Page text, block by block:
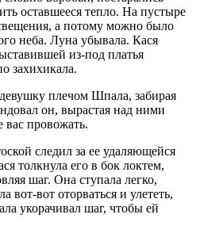
оставшееся тепло. На пустыре
а потому можно было
неба. Луна убывала. Кася
из-под платья
захихикала.
плечом Шпала, забирая
он, вырастая над ними
провожать.
следил за ее удаляющейся
толкнула его в бок локтем,
шаг. Она ступала легко,
вот-вот оторваться и улететь,
укорачивал шаг, чтобы ей